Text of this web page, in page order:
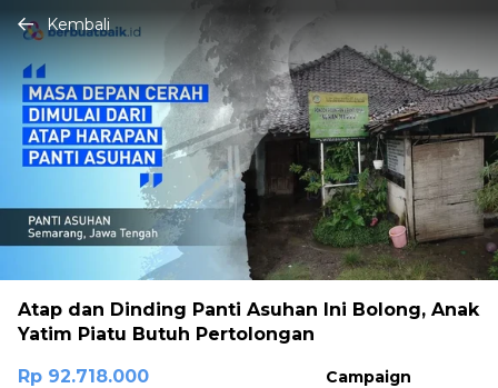
Kembali
Atap dan Dinding Panti Asuhan Ini Bolong, Anak
Yatim Piatu Butuh Pertolongan
Rp 92.718.000
Campaign